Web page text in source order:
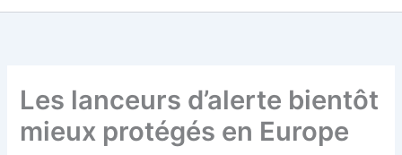
Les lanceurs d’alerte bientôt
mieux protégés en Europe